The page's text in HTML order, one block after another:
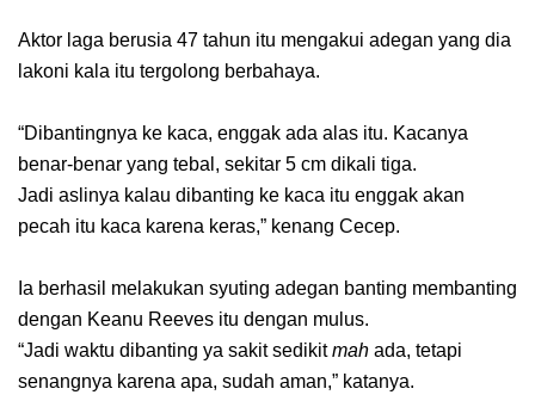
Aktor laga berusia 47 tahun itu mengakui adegan yang dia
lakoni kala itu tergolong berbahaya.
“Dibantingnya ke kaca, enggak ada alas itu. Kacanya
benar-benar yang tebal, sekitar 5 cm dikali tiga.
Jadi aslinya kalau dibanting ke kaca itu enggak akan
pecah itu kaca karena keras,” kenang Cecep.
Ia berhasil melakukan syuting adegan banting membanting
dengan Keanu Reeves itu dengan mulus.
“Jadi waktu dibanting ya sakit sedikitmah ada, tetapi
senangnya karena apa, sudah aman,” katanya.